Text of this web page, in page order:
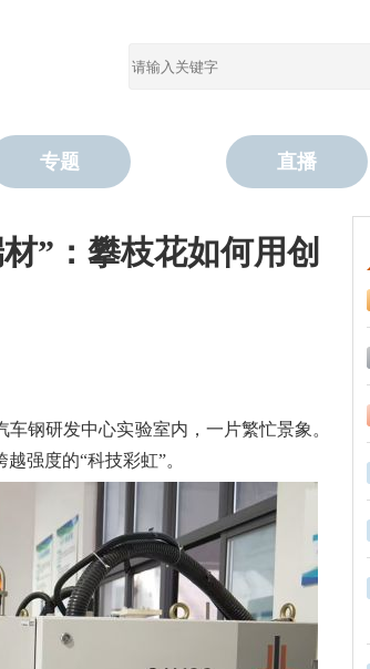
专题 直播
”：攀枝花如何用创
钢研发中心实验室内，一片繁忙景象。
强度的“科技彩虹”。